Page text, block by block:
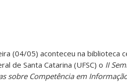
(04/05) aconteceu na biblioteca
de Santa Catarina (UFSC) o II
sobre Competência em